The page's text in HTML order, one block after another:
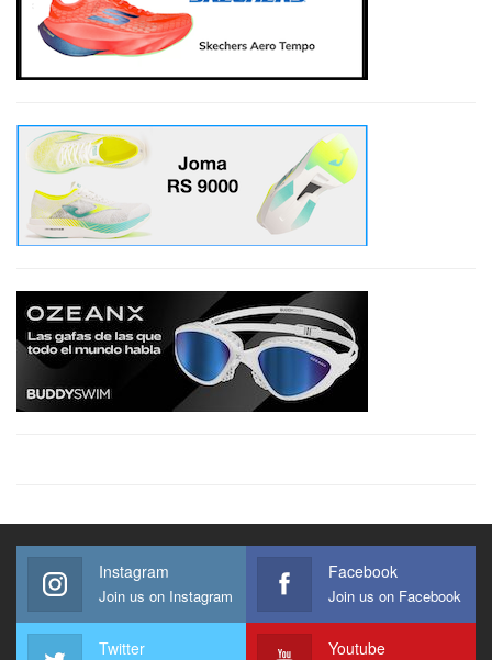
Instagram
Join us on Instagram
Facebook
Join us on Facebook
Twitter Youtube